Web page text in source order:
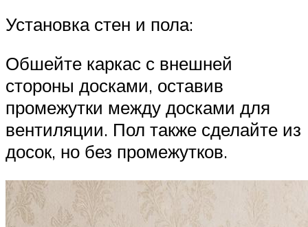
Установка стен и пола:
Обшейте каркас с внешней
стороны досками, оставив
промежутки между досками для
вентиляции. Пол также сделайте из
досок, но без промежутков.